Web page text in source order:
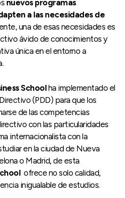
nuevos programas
a las necesidades de
una de esas necesidades es
ávido de conocimientos y
única en el entorno a
Schoolha implementado el
(PDD) para que los
de las competencias
con las particularidades
internacionalista con la
en la ciudad de Nueva
o Madrid, de esta
ofrece no solo calidad,
inigualable de estudios.